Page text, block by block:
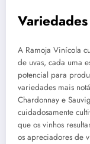
A Ramoja Vinícola
de uvas, cada uma
potencial para
variedades mais
Chardonnay e
cuidadosamente
que os vinhos
os apreciadores de